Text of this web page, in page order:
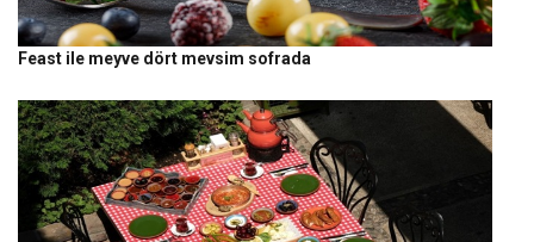
Feast ile meyve dört mevsim sofrada